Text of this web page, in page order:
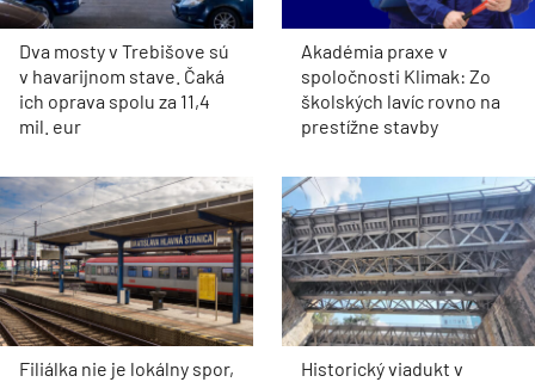
Dva mosty v Trebišove sú
v havarijnom stave. Čaká
ich oprava spolu za 11,4
mil. eur
Akadémia praxe v
spoločnosti Klimak: Zo
školských lavíc rovno na
prestížne stavby
Filiálka nie je lokálny spor,
Historický viadukt v